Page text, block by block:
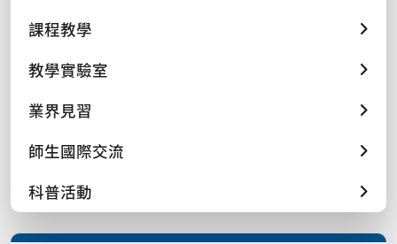
課程教學
教學實驗室
業界見習
師生國際交流
科普活動